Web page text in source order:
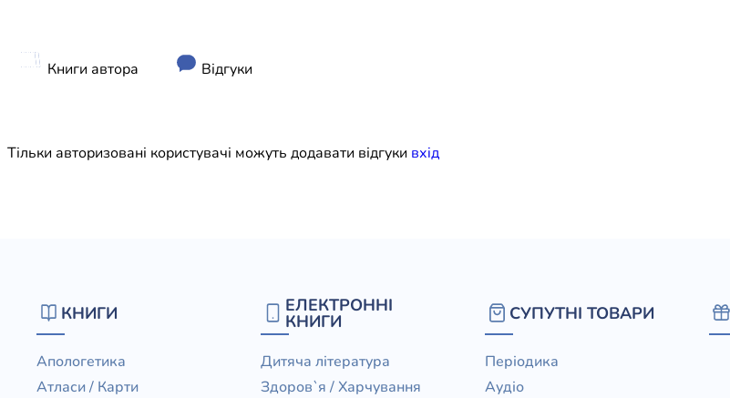
Художня література
Книги автора Відгуки
Тільки авторизовані користувачі можуть додавати відгуки вхiд
КНИГИ
Апологетика
Атласи / Карти
ЕЛЕКТРОННІ
КНИГИ
Дитяча література
Здоров`я / Харчування
СУПУТНІ ТОВАРИ
Періодика
Аудіо